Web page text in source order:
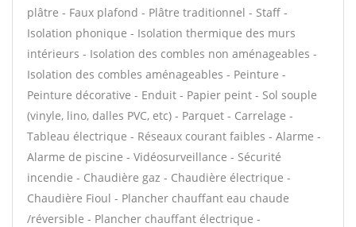
plâtre - Faux plafond - Plâtre traditionnel - Staff -
Isolation phonique - Isolation thermique des murs
intérieurs - Isolation des combles non aménageables -
Isolation des combles aménageables - Peinture -
Peinture décorative - Enduit - Papier peint - Sol souple
(vinyle, lino, dalles PVC, etc) - Parquet - Carrelage -
Tableau électrique - Réseaux courant faibles - Alarme -
Alarme de piscine - Vidéosurveillance - Sécurité
incendie - Chaudière gaz - Chaudière électrique -
Chaudière Fioul - Plancher chauffant eau chaude
/réversible - Plancher chauffant électrique -